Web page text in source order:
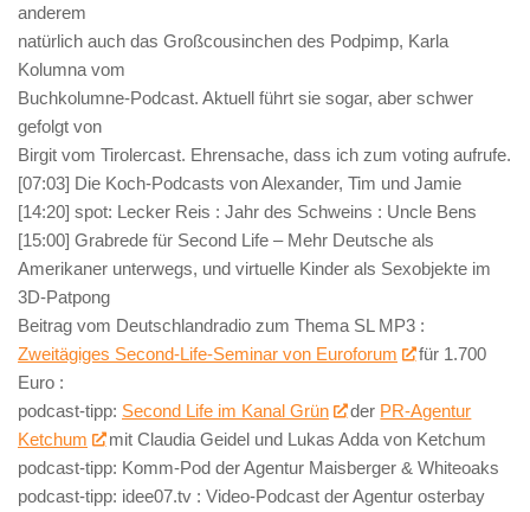
anderem
natürlich auch das Großcousinchen des Podpimp, Karla
Kolumna vom
Buchkolumne-Podcast. Aktuell führt sie sogar, aber schwer
gefolgt von
Birgit vom Tirolercast. Ehrensache, dass ich zum voting aufrufe.
[07:03] Die Koch-Podcasts von Alexander, Tim und Jamie
[14:20] spot: Lecker Reis : Jahr des Schweins : Uncle Bens
[15:00] Grabrede für Second Life – Mehr Deutsche als
Amerikaner unterwegs, und virtuelle Kinder als Sexobjekte im
3D-Patpong
Beitrag vom Deutschlandradio zum Thema SL MP3 :
Zweitägiges Second-Life-Seminar von Euroforum
für 1.700
Euro :
podcast-tipp: Second Life im Kanal Grün der PR-Agentur
Ketchum
mit Claudia Geidel und Lukas Adda von Ketchum
podcast-tipp: Komm-Pod der Agentur Maisberger & Whiteoaks
podcast-tipp: idee07.tv : Video-Podcast der Agentur osterbay